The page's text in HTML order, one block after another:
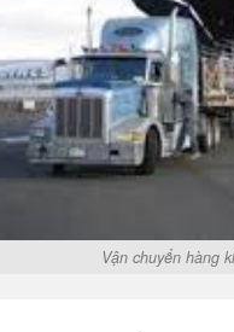
Vận chuyển hàng không